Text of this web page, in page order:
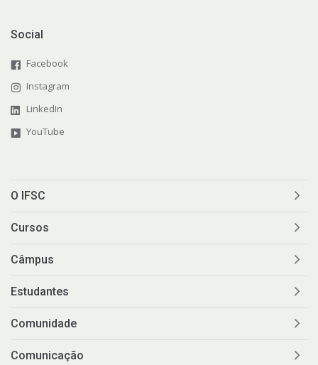
Social
Facebook
Instagram
LinkedIn
YouTube
O IFSC
Cursos
Câmpus
Estudantes
Comunidade
Comunicação